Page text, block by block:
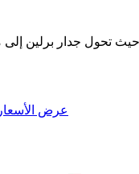
عرض الأسعار